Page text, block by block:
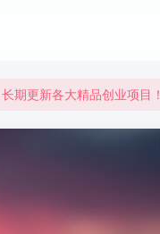
期更新各大精品创业项目！
期更新各大精品创业项目！